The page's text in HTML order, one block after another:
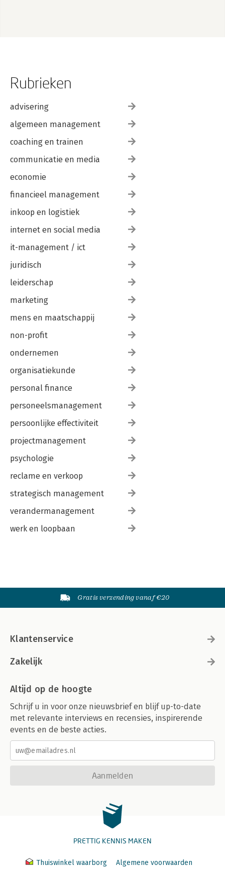
Rubrieken
advisering
algemeen management
coaching en trainen
communicatie en media
economie
financieel management
inkoop en logistiek
internet en social media
it-management / ict
juridisch
leiderschap
marketing
mens en maatschappij
non-profit
ondernemen
organisatiekunde
personal finance
personeelsmanagement
persoonlijke effectiviteit
projectmanagement
psychologie
reclame en verkoop
strategisch management
verandermanagement
werk en loopbaan
Gratis verzending vanaf €20
Klantenservice
Zakelijk
Altijd op de hoogte
Schrijf u in voor onze nieuwsbrief en blijf up-to-date
met relevante interviews en recensies, inspirerende
events en de beste acties.
Aanmelden
PRETTIG KENNIS MAKEN
Thuiswinkel waarborg
Algemene voorwaarden